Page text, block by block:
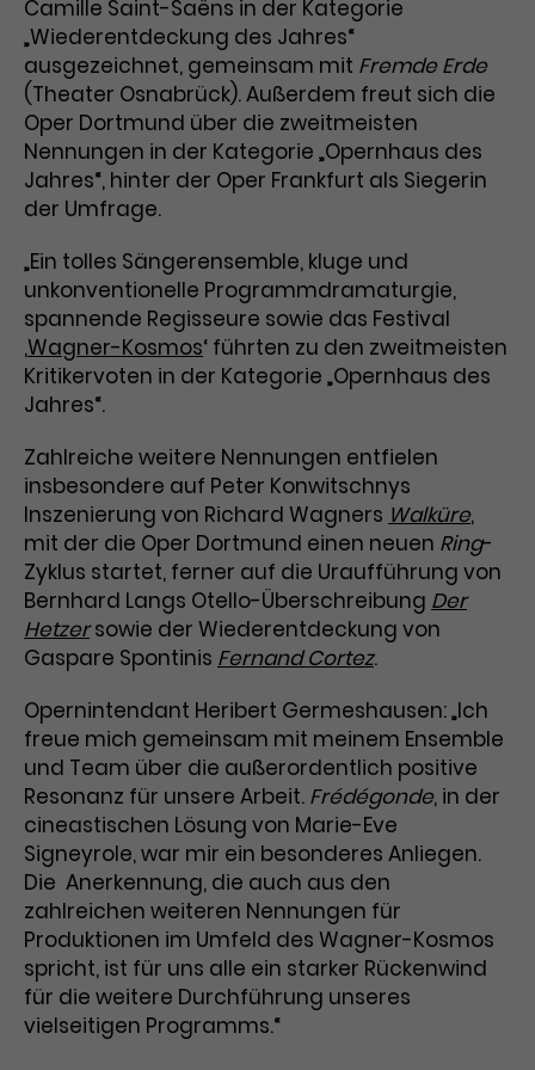
Benutzer*in wiedererkannt werden,
und es wird Zugang zu
geschützten Bereichen gewährt.
Name cookie_optin
Anbieter
Laufzeit 1 Monat
Zweck
Enthält die gewählten Tracking-
Optin-Einstellungen.
Laufzeit 2 Jahre
Dieses Cookie wird von Google
Analytics installiert. Das Cookie
wird verwendet, um
Besucher*innen-, Sitzungs- und
Kampagnendaten zu berechnen
den Analysebericht der Website zu
verfolgen. Die Cookies speichern
Informationen anonym und weisen
eine zufallsgenerierte Nummer zu,
um Besuche zu erkennen.
_gid
Anbieter Google Analytics
Laufzeit 1 Tag
Dieses Cookie wird von Google
Analytics installiert. Das Cookie
darüber zu speichern, wie
Besucher*innen eine Website
nutzen, und hilft bei der Erstellung
eines Analyseberichts über die
Performance der Website. Die
erhobenen Daten umfassen in
anonymisierter Form die Anzahl
der Besuche, die Quelle, aus der sie
stammen, und die besuchten
Seiten.
Marketing
Diese Gruppe beinhaltet alle Scripte, die es uns
ermöglichen die Leistung unserer
Werbekampagnen zu analysieren und
Conversions zu messen. Außerdem helfen sie
uns dabei Werbeanzeigen und Inhalte besser auf
die Interessen unserer Nutzer abzustimmen.
Name
_gcl_au
Anbieter Google Ads
Laufzeit 3 Monate
Wird von Google verwendet, um
die Effizienz von Werbeanzeigen zu
nachzuvollziehen, ob Nutzer über
Google-Anzeigen auf unsere
Website gelangt sind.
Name _gcl_aw
Anbieter
Laufzeit 3 Monate
Zweck
Dieses Cookie speichert
Informationen zu Werbeklicks und
dient der Zuordnung von
Conversions zu Google Ads-
Kampagnen.
Name _gcl_dc
Cookie-Informationen
Camille Saint-Saëns in der Kategorie
„Wiederentdeckung des Jahres“
ausgezeichnet, gemeinsam mit Fremde Erde
(Theater Osnabrück). Außerdem freut sich die
Oper Dortmund über die zweitmeisten
Nennungen in der Kategorie „Opernhaus des
Jahres“, hinter der Oper Frankfurt als Siegerin
der Umfrage.
„Ein tolles Sängerensemble, kluge und
unkonventionelle Programmdramaturgie,
spannende Regisseure sowie das Festival
‚Wagner-Kosmos‘ führten zu den zweitmeisten
Kritikervoten in der Kategorie „Opernhaus des
Jahres“.
Zahlreiche weitere Nennungen entfielen
insbesondere auf Peter Konwitschnys
Inszenierung von Richard Wagners Walküre,
mit der die Oper Dortmund einen neuen Ring-
Zyklus startet, ferner auf die Uraufführung von
Bernhard Langs Otello-Überschreibung Der
Hetzersowie der Wiederentdeckung von
Gaspare Spontinis Fernand Cortez.
Opernintendant Heribert Germeshausen: „Ich
freue mich gemeinsam mit meinem Ensemble
und Team über die außerordentlich positive
Resonanz für unsere Arbeit. Frédégonde, in der
cineastischen Lösung von Marie-Eve
Signeyrole, war mir ein besonderes Anliegen.
Die Anerkennung, die auch aus den
zahlreichen weiteren Nennungen für
Produktionen im Umfeld des Wagner-Kosmos
spricht, ist für uns alle ein starker Rückenwind
für die weitere Durchführung unseres
vielseitigen Programms.“